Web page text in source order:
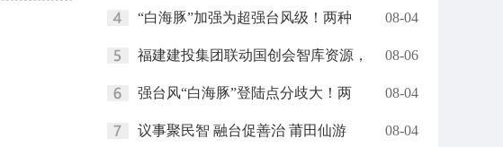
“白海豚”加强为超强台风级！两种 08-04
福建建投集团联动国创会智库资源， 08-06
强台风“白海豚”登陆点分歧大！两 08-04
议事聚民智 融台促善治 莆田仙游 08-04